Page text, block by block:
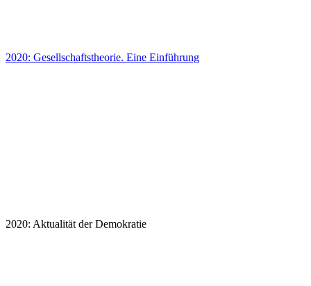
2020: Gesellschaftstheorie. Eine Einführung
2020: Aktualität der Demokratie